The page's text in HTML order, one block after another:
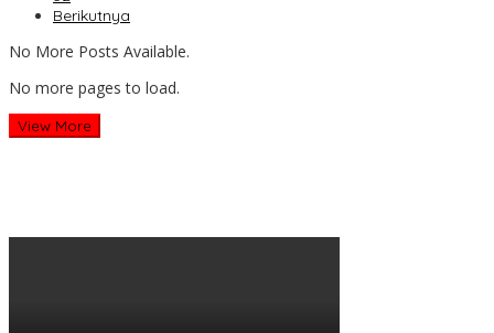
Berikutnya
No More Posts Available.
No more pages to load.
View More